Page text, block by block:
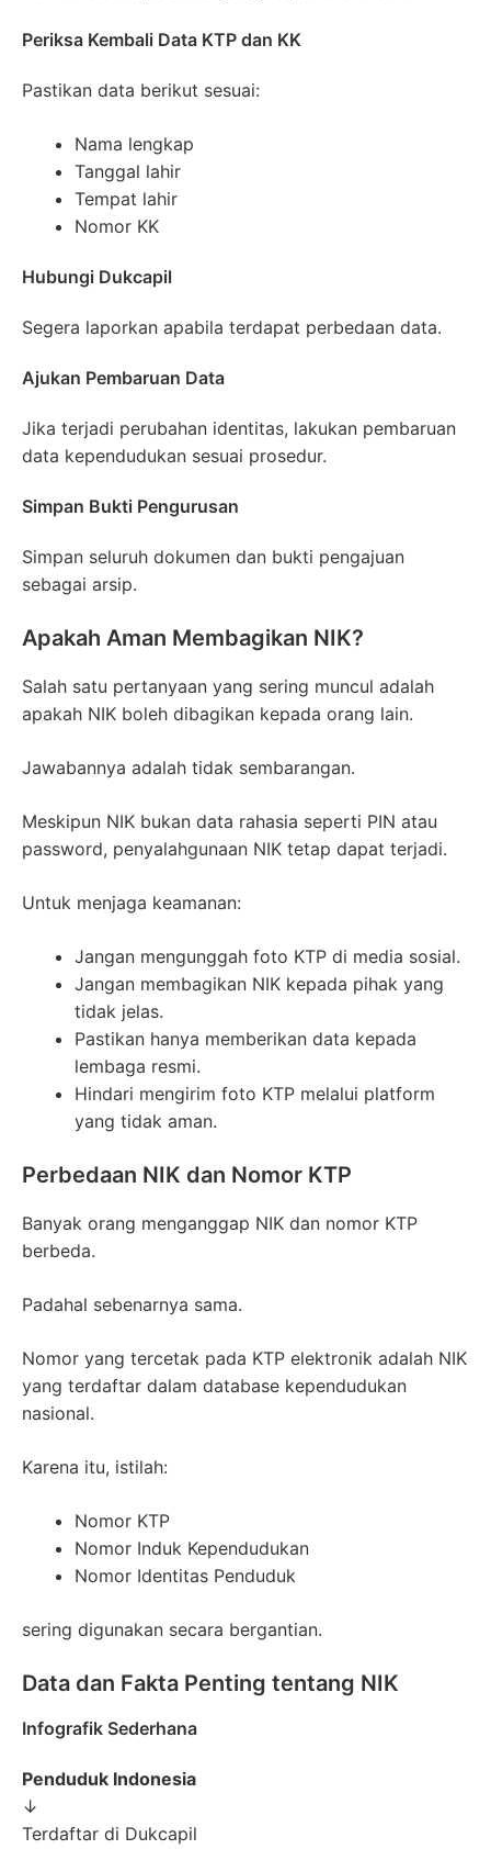
Periksa Kembali Data KTP dan KK
Pastikan data berikut sesuai:
Nama lengkap
Tanggal lahir
Tempat lahir
Nomor KK
Hubungi Dukcapil
Segera laporkan apabila terdapat perbedaan data.
Ajukan Pembaruan Data
Jika terjadi perubahan identitas, lakukan pembaruan
data kependudukan sesuai prosedur.
Simpan Bukti Pengurusan
Simpan seluruh dokumen dan bukti pengajuan
sebagai arsip.
Apakah Aman Membagikan NIK?
Salah satu pertanyaan yang sering muncul adalah
apakah NIK boleh dibagikan kepada orang lain.
Jawabannya adalah tidak sembarangan.
Meskipun NIK bukan data rahasia seperti PIN atau
password, penyalahgunaan NIK tetap dapat terjadi.
Untuk menjaga keamanan:
Jangan mengunggah foto KTP di media sosial.
Jangan membagikan NIK kepada pihak yang
tidak jelas.
Pastikan hanya memberikan data kepada
lembaga resmi.
Hindari mengirim foto KTP melalui platform
yang tidak aman.
Perbedaan NIK dan Nomor KTP
Banyak orang menganggap NIK dan nomor KTP
berbeda.
Padahal sebenarnya sama.
Nomor yang tercetak pada KTP elektronik adalah NIK
yang terdaftar dalam database kependudukan
nasional.
Karena itu, istilah:
Nomor KTP
Nomor Induk Kependudukan
Nomor Identitas Penduduk
sering digunakan secara bergantian.
Data dan Fakta Penting tentang NIK
Infografik Sederhana
Penduduk Indonesia
↓
Terdaftar di Dukcapil